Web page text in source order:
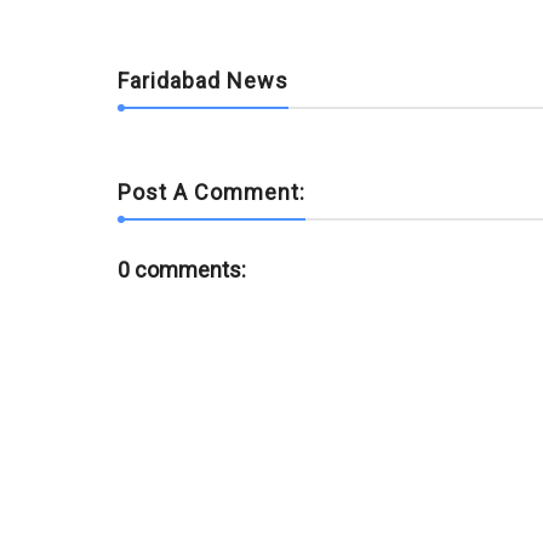
Faridabad News
Post A Comment:
0 comments: